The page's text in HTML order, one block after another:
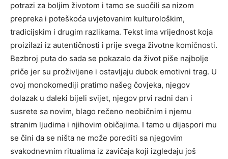
potrazi za boljim životom i tamo se suočili sa nizom
prepreka i poteškoća uvjetovanim kulturološkim,
tradicijskim i drugim razlikama. Tekst ima vrijednost koja
proizilazi iz autentičnosti i prije svega životne komičnosti.
Bezbroj puta do sada se pokazalo da život piše najbolje
priče jer su proživljene i ostavljaju dubok emotivni trag. U
ovoj monokomediji pratimo našeg čovjeka, njegov
dolazak u daleki bijeli svijet, njegov prvi radni dan i
susrete sa novim, blago rečeno neobičnim i njemu
stranim ljudima i njihovim običajima. I tamo u dijaspori mu
se čini da se ništa ne može porediti sa njegovim
svakodnevnim ritualima iz zavičaja koji izgledaju još